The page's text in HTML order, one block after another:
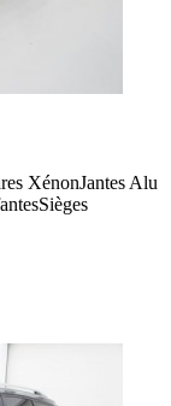
XénonJantes Alu